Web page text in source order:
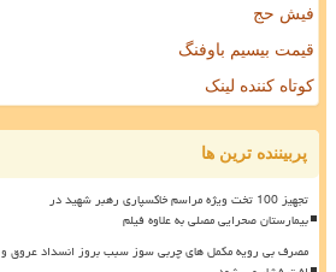
فیش حج
قیمت بیسیم باوفنگ
کوتاه کننده لینک
پربیننده ترین ها
تجهیز 100 تخت ویژه مراسم خاکسپاری رهبر شهید در
بیمارستان صحرایی مصلی به علاوه فیلم
مصرف بی رویه مکمل های چربی سوز سبب بروز انسداد عروق و